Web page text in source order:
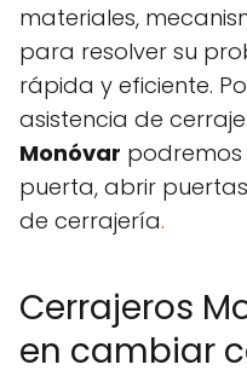
materiales,
para resolver su
rápida y eficiente.
asistencia de
Monóvar
puerta, abrir
de cerrajería.
Cerrajeros
en cambiar